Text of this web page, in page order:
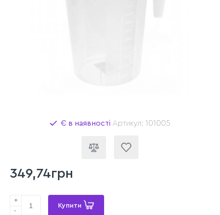
Є в наявності Артикул: 101005
349,74грн
+
-
Купити